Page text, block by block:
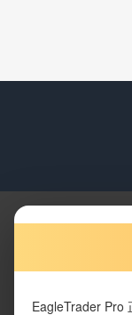
EagleTrader Pro